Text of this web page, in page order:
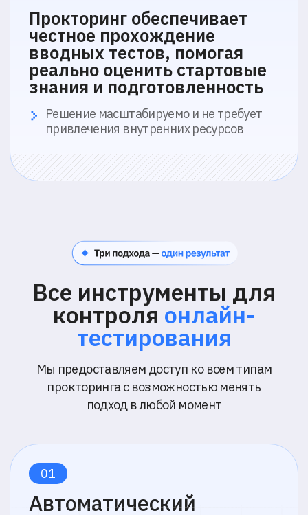
Асинхронный
прокторинг
материалы просматриваются в записи
Запись и доказательная база
Поддержка ИИ
Аналитика на базе ИИ
Не требует присутствия
наблюдателя в реальном
для взаимодействия с экзаменуемыми
ИИ помогает экзаменатору
контролировать до 30 участников,
подсказывает текущую активность и
уровень риска
для анализа и подтверждения
результатов
проктора
Проктор изучает отобранные
материалы, чтобы подтвердить